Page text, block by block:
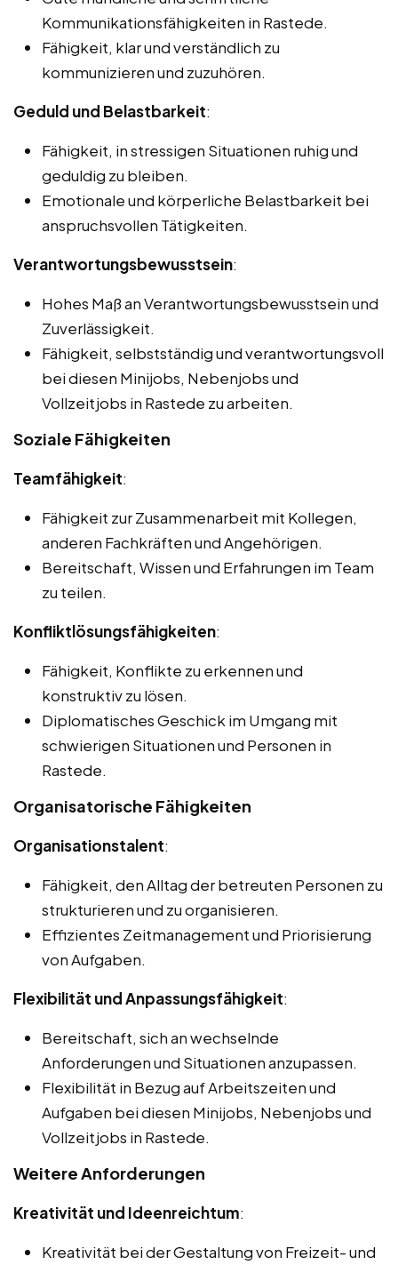
Kommunikationsfähigkeiten in Rastede.
Fähigkeit, klar und verständlich zu
kommunizieren und zuzuhören.
Geduld und Belastbarkeit:
Fähigkeit, in stressigen Situationen ruhig und
geduldig zu bleiben.
Emotionale und körperliche Belastbarkeit bei
anspruchsvollen Tätigkeiten.
Verantwortungsbewusstsein:
Hohes Maß an Verantwortungsbewusstsein und
Zuverlässigkeit.
Fähigkeit, selbstständig und verantwortungsvoll
bei diesen Minijobs, Nebenjobs und
Vollzeitjobs in Rastede zu arbeiten.
Soziale Fähigkeiten
Teamfähigkeit:
Fähigkeit zur Zusammenarbeit mit Kollegen,
anderen Fachkräften und Angehörigen.
Bereitschaft, Wissen und Erfahrungen im Team
zu teilen.
Konfliktlösungsfähigkeiten:
Fähigkeit, Konflikte zu erkennen und
konstruktiv zu lösen.
Diplomatisches Geschick im Umgang mit
schwierigen Situationen und Personen in
Rastede.
Organisatorische Fähigkeiten
Organisationstalent:
Fähigkeit, den Alltag der betreuten Personen zu
strukturieren und zu organisieren.
Effizientes Zeitmanagement und Priorisierung
von Aufgaben.
Flexibilität und Anpassungsfähigkeit:
Bereitschaft, sich an wechselnde
Anforderungen und Situationen anzupassen.
Flexibilität in Bezug auf Arbeitszeiten und
Aufgaben bei diesen Minijobs, Nebenjobs und
Vollzeitjobs in Rastede.
Weitere Anforderungen
Kreativität und Ideenreichtum:
Kreativität bei der Gestaltung von Freizeit- und